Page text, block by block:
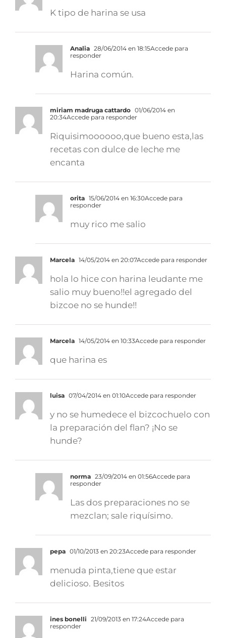
K tipo de harina se usa
Analia 28/06/2014 en 18:15Accede para
responder
Harina común.
miriam madruga cattardo 01/06/2014 en
20:34Accede para responder
Riquisimoooooo,que bueno esta,las
recetas con dulce de leche me
encanta
orita 15/06/2014 en 16:30Accede para
responder
muy rico me salio
Marcela 14/05/2014 en 20:07Accede para responder
hola lo hice con harina leudante me
salio muy bueno!!el agregado del
bizcoe no se hunde!!
Marcela 14/05/2014 en 10:33Accede para responder
que harina es
luisa 07/04/2014 en 01:10Accede para responder
y no se humedece el bizcochuelo con
la preparación del flan? ¡No se
hunde?
norma 23/09/2014 en 01:56Accede para
responder
Las dos preparaciones no se
mezclan; sale riquísimo.
pepa 01/10/2013 en 20:23Accede para responder
menuda pinta,tiene que estar
delicioso. Besitos
ines bonelli 21/09/2013 en 17:24Accede para
responder